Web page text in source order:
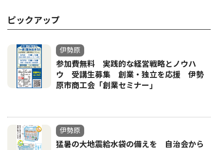
ピックアップ
伊勢原
参加費無料 実践的な経営戦略とノウハ
ウ 受講生募集 創業・独立を応援 伊勢
原市商工会「創業セミナー｣
伊勢原
猛暑の大地震給水袋の備えを 自治会から